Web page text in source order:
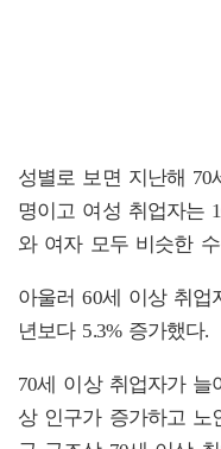
성별로 보면 지난해 70
명이고 여성 취업자는
와 여자 모두 비슷한
아울러 60세 이상 취업
년보다 5.3% 증가했다.
70세 이상 취업자가 늘
상 인구가 증가하고 노